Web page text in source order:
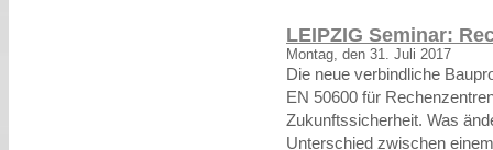
LEIPZIG Seminar:
Montag, den 31. Juli 2017
Die neue verbindliche
EN 50600 für
Zukunftssicherheit. Was
Unterschied zwischen